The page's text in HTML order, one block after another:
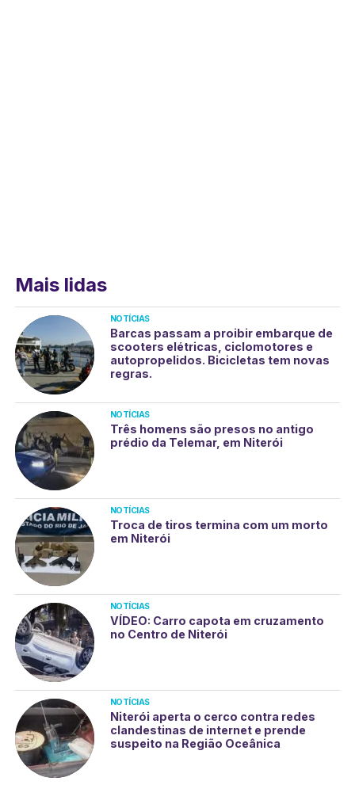
Mais lidas
NOTÍCIAS
Barcas passam a proibir embarque de
scooters elétricas, ciclomotores e
autopropelidos. Bicicletas tem novas
regras.
NOTÍCIAS
Três homens são presos no antigo
prédio da Telemar, em Niterói
NOTÍCIAS
Troca de tiros termina com um morto
em Niterói
NOTÍCIAS
VÍDEO: Carro capota em cruzamento
no Centro de Niterói
NOTÍCIAS
Niterói aperta o cerco contra redes
clandestinas de internet e prende
suspeito na Região Oceânica